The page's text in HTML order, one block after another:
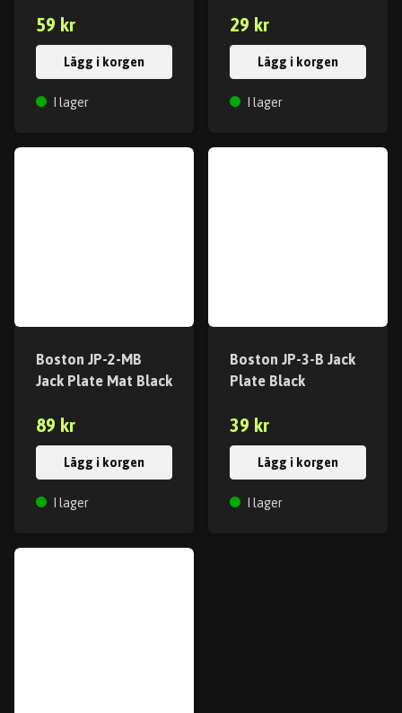
59 kr
Lägg i korgen
I lager
29 kr
Lägg i korgen
I lager
Boston JP-2-MB
Jack Plate Mat Black
89 kr
Lägg i korgen
I lager
Boston JP-3-B Jack
Plate Black
39 kr
Lägg i korgen
I lager